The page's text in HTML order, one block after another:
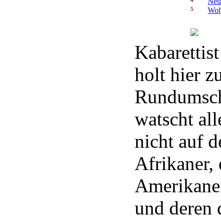
5
holt hier
watscht
nicht auf
Afrikaner,
und deren